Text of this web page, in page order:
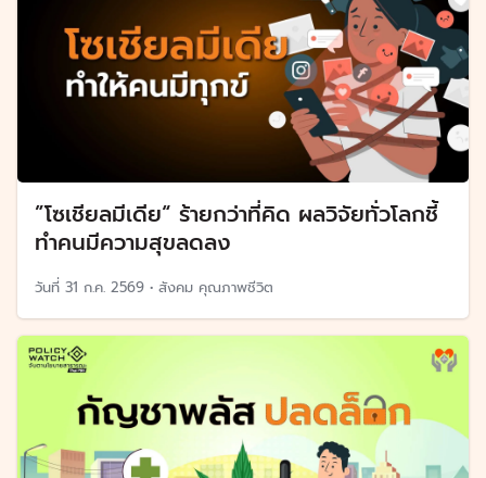
”โซเชียลมีเดีย“ ร้ายกว่าที่คิด ผลวิจัยทั่วโลกชี้
ทำคนมีความสุขลดลง
วันที่ 31 ก.ค. 2569 • สังคม คุณภาพชีวิต